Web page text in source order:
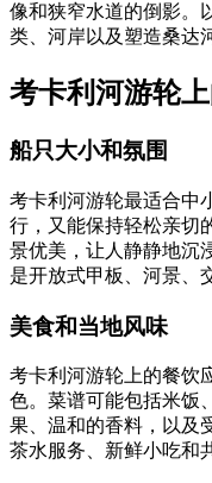
像和狭窄水道的倒影。
类、河岸以及塑造桑达
考卡利河游轮
船只大小和氛围
考卡利河游轮最适合中
行，又能保持轻松亲切
景优美，让人静静地沉
是开放式甲板、河景、
美食和当地风味
考卡利河游轮上的餐饮
色。菜谱可能包括米饭
果、温和的香料，以及
茶水服务、新鲜小吃和